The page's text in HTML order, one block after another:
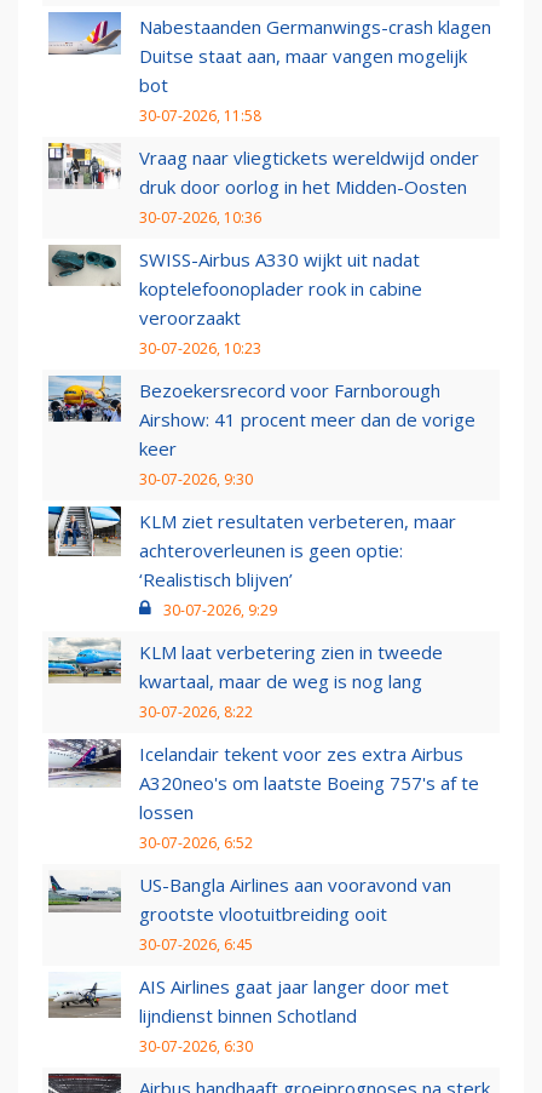
Nabestaanden Germanwings-crash klagen
Duitse staat aan, maar vangen mogelijk
bot
30-07-2026, 11:58
Vraag naar vliegtickets wereldwijd onder
druk door oorlog in het Midden-Oosten
30-07-2026, 10:36
SWISS-Airbus A330 wijkt uit nadat
koptelefoonoplader rook in cabine
veroorzaakt
30-07-2026, 10:23
Bezoekersrecord voor Farnborough
Airshow: 41 procent meer dan de vorige
keer
30-07-2026, 9:30
KLM ziet resultaten verbeteren, maar
achteroverleunen is geen optie:
‘Realistisch blijven’
30-07-2026, 9:29
KLM laat verbetering zien in tweede
kwartaal, maar de weg is nog lang
30-07-2026, 8:22
Icelandair tekent voor zes extra Airbus
A320neo's om laatste Boeing 757's af te
lossen
30-07-2026, 6:52
US-Bangla Airlines aan vooravond van
grootste vlootuitbreiding ooit
30-07-2026, 6:45
AIS Airlines gaat jaar langer door met
lijndienst binnen Schotland
30-07-2026, 6:30